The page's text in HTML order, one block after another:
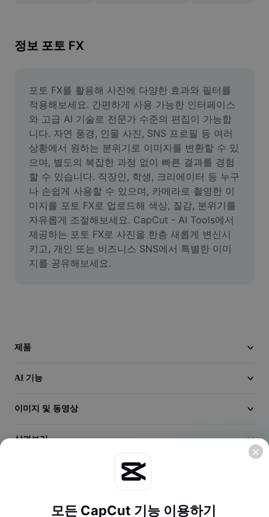
이미지 보정기
온라인 사진 에디터
밈 생성기
AI Text Remover
AI People Remover
AI Inpainting
Face Cutout
동영상
동영상에 자막 추가
동영상 변환기
정보 포토 FX
포토 FX를 활용해 사진에 다양한 효과와 필터를
적용해보세요. 간편하게 사용 가능한 인터페이스
와 고급 AI 기술로 전문가 수준의 편집이 가능합
니다. 자연 풍경, 인물 사진, SNS 프로필 등 여러
상황에서 원하는 분위기로 이미지를 변환할 수 있
으며, 별도의 복잡한 과정 없이 빠른 결과를 경험
할 수 있습니다. 직장인, 학생, 크리에이터 등 누구
나 손쉽게 사용할 수 있으며, 카메라로 촬영한 이
미지를 포토 FX로 업로드해 색상, 질감, 분위기를
자유롭게 조절해보세요. CapCut - AI Tools에서
제공하는 포토 FX로 사진을 한층 새롭게 변신시
키고, 개인 또는 비즈니스 SNS에서 특별한 이미
지를 공유해보세요.
제품
AI 기능
이미지 및 동영상
살펴보기
모든 CapCut 기능 이용하기